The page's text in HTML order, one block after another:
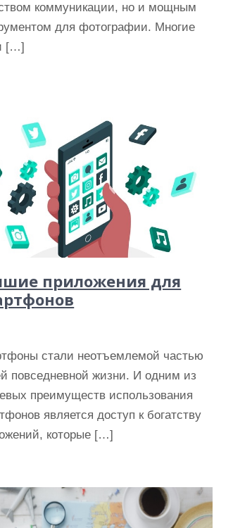
коммуникации, но и мощным
для фотографии. Многие
[…]
приложения для
стали неотъемлемой частью
повседневной жизни. И одним из
преимуществ использования
является доступ к богатству
которые […]